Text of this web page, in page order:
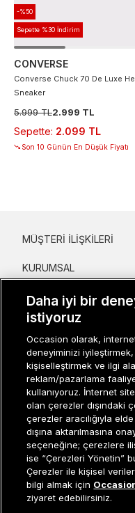
-%50
Sepette %30 İndirim
CONVERSE
Converse Chuck 70 De Luxe
Sneaker
5.999 TL2.999 TL
Sepette: 2.099 TL
Son 10 Günün En Düşük Fiyatı
Müşteri İlişkileri0 850
MÜŞTERI İLIŞKILERI
KURUMSAL
KADIN KATEGORILER
GRUP MARKALAR
ERKEK KATEGORILER
Occasion bir EREN
Daha iyi bir
istiyoruz
Occasion olarak,
deneyiminizi
kişiselleştirmek ve ilgi
reklam/pazarlama
kullanıyoruz. İnternet
olan çerezler dışındaki
çerezler aracılığıyla
dışına aktarılmasına
seçeneğine; çerezlere
ise “Çerezleri Yönetin”
Çerezler ile kişisel
bilgi almak için
ziyaret edebilirsiniz.